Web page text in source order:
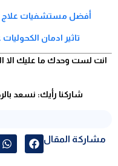
أفضل مستشفيات علاج
تاثير ادمان
انت لست وحدك ما عليك الا
شاركنا رأيك: نسعد
مشاركة المقال